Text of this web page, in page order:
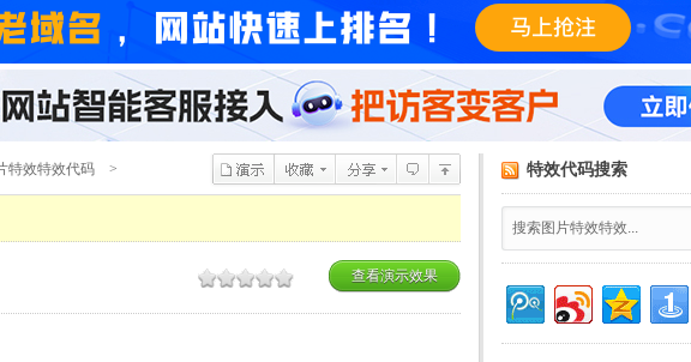
特效特效代码 >
查看演示效果
特效代码搜索